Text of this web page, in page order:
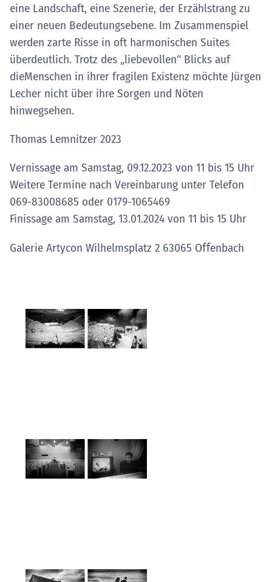
eine Landschaft, eine Szenerie, der Erzählstrang zu
einer neuen Bedeutungsebene. Im Zusammenspiel
werden zarte Risse in oft harmonischen Suites
überdeutlich. Trotz des „liebevollen“ Blicks auf
dieMenschen in ihrer fragilen Existenz möchte Jürgen
Lecher nicht über ihre Sorgen und Nöten
hinwegsehen.
Thomas Lemnitzer 2023
Vernissage am Samstag, 09.12.2023 von 11 bis 15 Uhr
Weitere Termine nach Vereinbarung unter Telefon
069-83008685 oder 0179-1065469
Finissage am Samstag, 13.01.2024 von 11 bis 15 Uhr
Galerie Artycon Wilhelmsplatz 2 63065 Oﬀenbach